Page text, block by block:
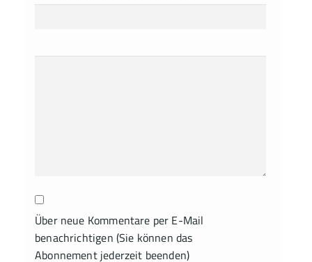
Über neue Kommentare per E-Mail
benachrichtigen (Sie können das
Abonnement jederzeit beenden)